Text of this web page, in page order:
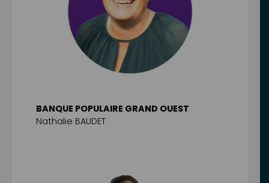
BANQUE POPULAIRE GRAND OUEST
Nathalie BAUDET